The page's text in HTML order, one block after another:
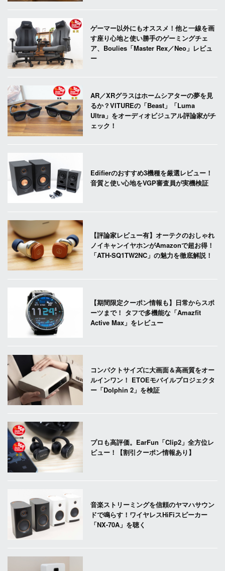
ゲーマー以外にもオススメ！他と一線を画
す座り心地と使い勝手のゲーミングチェ
ア、Boulies「Master Rex／Neo」レビュ
ー
AR／XRグラスはホームシアターの夢を見
るか？VITUREの「Beast」「Luma
Ultra」をオーディオビジュアル評論家がチ
ェック！
Edifierのおすすめ3機種を厳選レビュー！
音質と使い心地をVGP審査員が実機検証
【評論家レビュー有】オーテクのおしゃれ
ノイキャンイヤホンがAmazonで超お得！
「ATH-SQ1TW2NC」の魅力を徹底解説！
【期間限定クーポン情報も】日常からスポ
ーツまで！ タフで多機能な「Amazfit
Active Max」をレビュー
コンパクトサイズに大画面＆高画質をオー
ルインワン！ ETOEモバイルプロジェクタ
ー「Dolphin 2」を検証
プロも高評価。EarFun「Clip2」全方位レ
ビュー！【割引クーポン情報あり】
音楽ストリーミングを信頼のヤマハサウン
ドで鳴らす！ワイヤレスHiFiスピーカー
「NX-70A」を聴く